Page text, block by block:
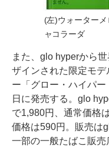
(左)ウォーター
ャコラーダ
また、glo hyperから
ザインされた限定モデ
ー「グロー・ハイパ
日に発売する。glo
で1,980円、通常価格
価格は590円。販売は
一部の一般たばこ販売